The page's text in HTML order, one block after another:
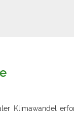
Klimawandel